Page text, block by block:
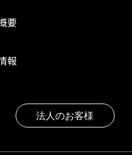
要
報
法人のお客様